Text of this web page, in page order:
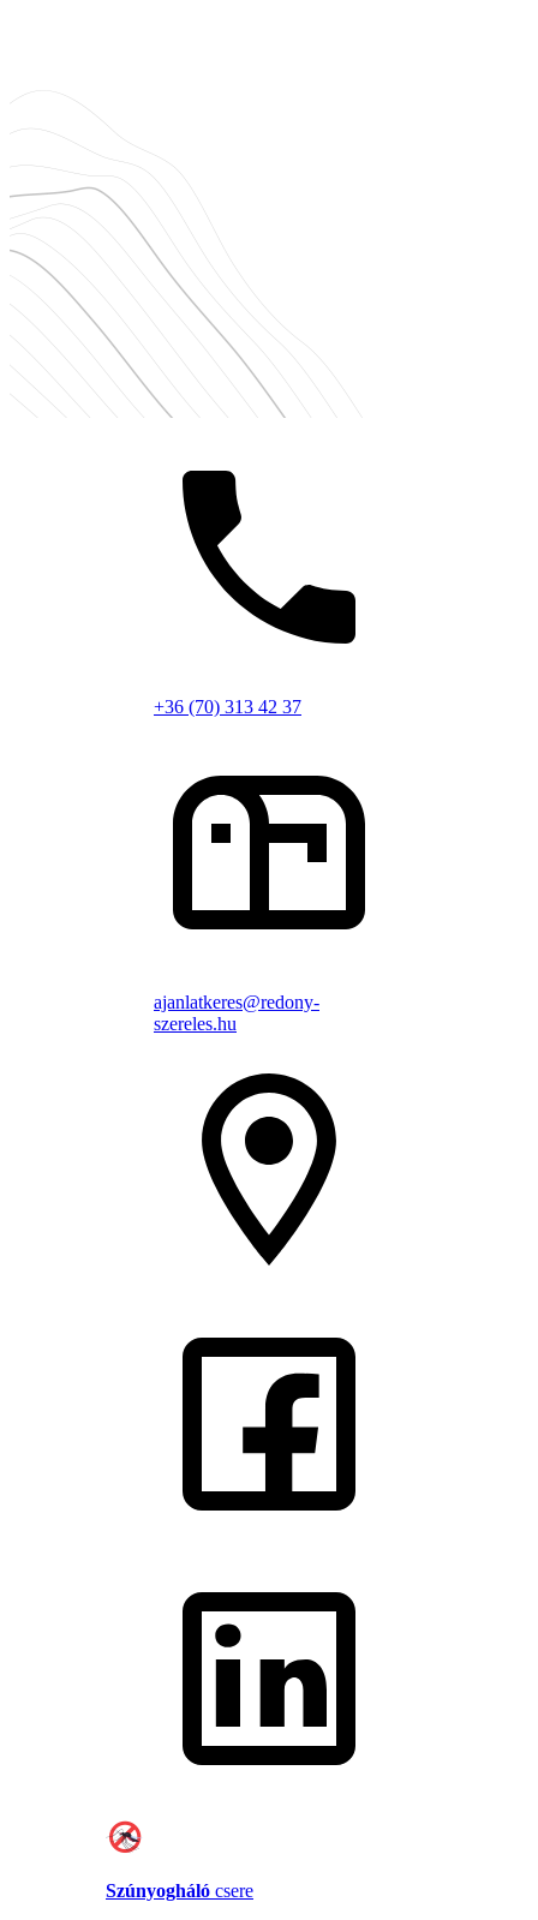
+36 (70) 313 42 37
ajanlatkeres@redony-
szereles.hu
Szúnyogháló csere